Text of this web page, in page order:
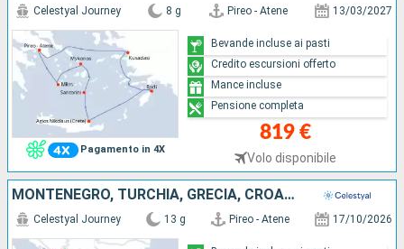
Pagamento in 4X
Celestyal Journey 8 g Pireo - Atene 13/03/2027
819 €
Volo disponibile
Bevande incluse ai pasti
Credito escursioni offerto
Mance incluse
Pensione completa
MONTENEGRO, TURCHIA, GRECIA, CROAZIA, ITALIA
Celestyal Journey 13 g Pireo - Atene 17/10/2026